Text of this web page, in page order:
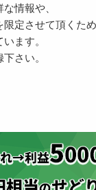
情報や、
限定させて頂くため
ます。
さい。